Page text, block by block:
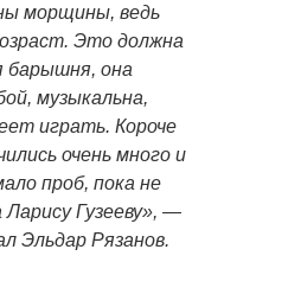
морщины, ведь
Это должна
барышня, она
музыкальна,
играть. Короче
очень много и
проб, пока не
Ларису Гузееву», —
Эльдар Рязанов.